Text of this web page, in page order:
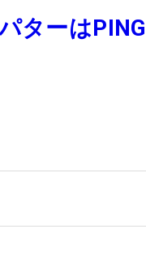
ターは